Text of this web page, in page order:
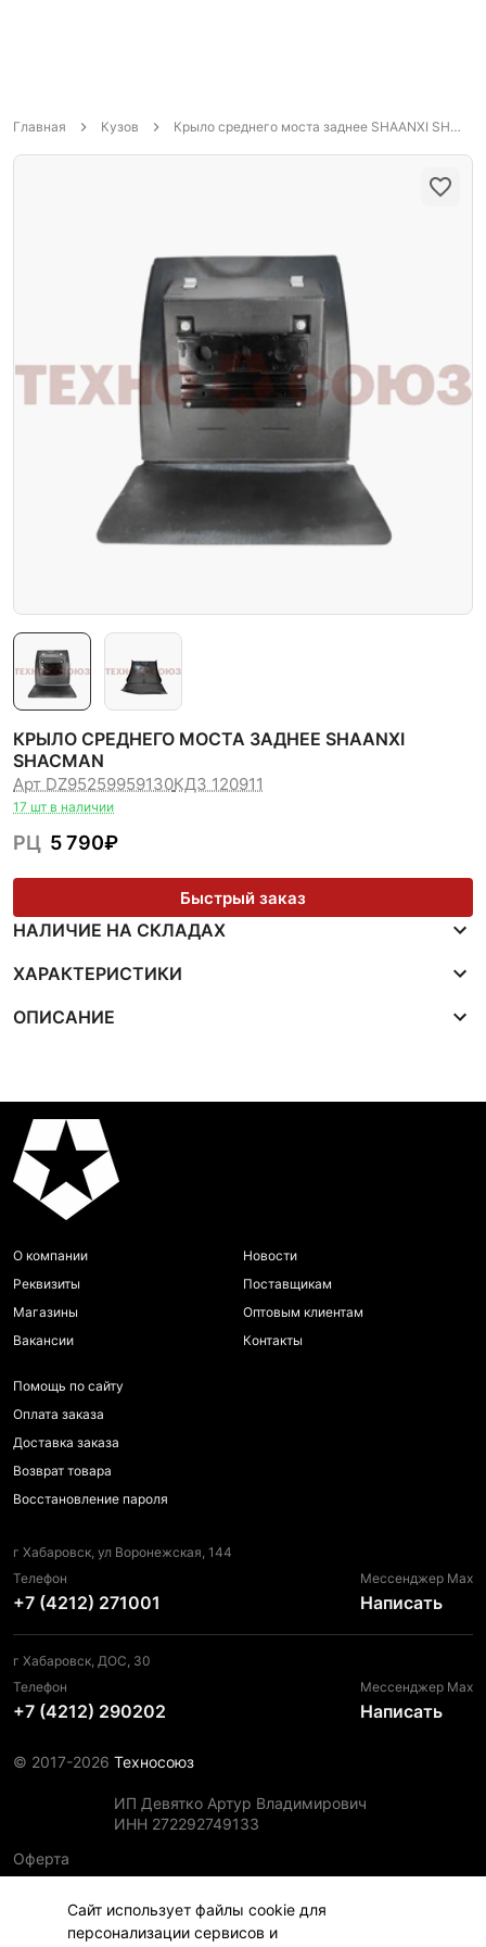
Сайт использует файлы cookie для
персонализации сервисов и
Главная Кузов Крыло среднего моста заднее SHAANXI SHACMAN
КРЫЛО СРЕДНЕГО МОСТА ЗАДНЕЕ SHAANXI
SHACMAN
Арт DZ95259959130КДЗ 120911
17 шт в наличии
РЦ 5 790₽
Быстрый заказ
НАЛИЧИЕ НА СКЛАДАХ
ХАРАКТЕРИСТИКИ
ОПИСАНИЕ
О компании
Реквизиты
Магазины
Вакансии
Новости
Поставщикам
Оптовым клиентам
Контакты
Помощь по сайту
Оплата заказа
Доставка заказа
Возврат товара
Восстановление пароля
г Хабаровск, ул Воронежская, 144
Телефон
+7 (4212) 271001
Мессенджер Max
Написать
г Хабаровск, ДОС, 30
Телефон
+7 (4212) 290202
Мессенджер Max
Написать
© 2017-2026 Техносоюз
ИП Девятко Артур Владимирович
ИНН 272292749133
Оферта
Политика конфиденциальности